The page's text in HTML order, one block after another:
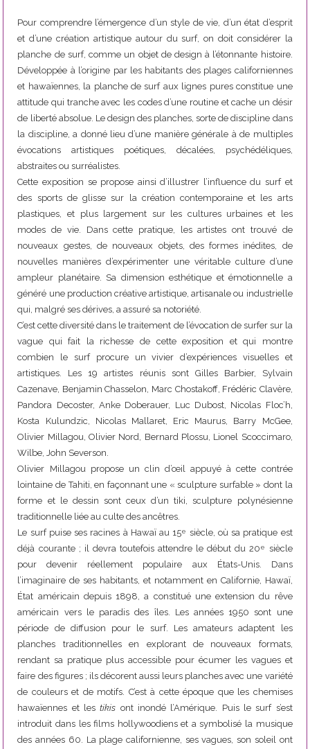
Pour comprendre l’émergence d’un style de vie, d’un état d’esprit
et d’une création artistique autour du surf, on doit considérer la
planche de surf, comme un objet de design à l’étonnante histoire.
Développée à l’origine par les habitants des plages californiennes
et hawaïennes, la planche de surf aux lignes pures constitue une
attitude qui tranche avec les codes d’une routine et cache un désir
de liberté absolue. Le design des planches, sorte de discipline dans
la discipline, a donné lieu d’une manière générale à de multiples
évocations artistiques poétiques, décalées, psychédéliques,
abstraites ou surréalistes.
Cette exposition se propose ainsi d’illustrer l’influence du surf et
des sports de glisse sur la création contemporaine et les arts
plastiques, et plus largement sur les cultures urbaines et les
modes de vie. Dans cette pratique, les artistes ont trouvé de
nouveaux gestes, de nouveaux objets, des formes inédites, de
nouvelles manières d’expérimenter une véritable culture d’une
ampleur planétaire. Sa dimension esthétique et émotionnelle a
généré une production créative artistique, artisanale ou industrielle
qui, malgré ses dérives, a assuré sa notoriété.
C’est cette diversité dans le traitement de l’évocation de surfer sur la
vague qui fait la richesse de cette exposition et qui montre
combien le surf procure un vivier d’expériences visuelles et
artistiques. Les 19 artistes réunis sont Gilles Barbier, Sylvain
Cazenave, Benjamin Chasselon, Marc Chostakoff, Frédéric Clavère,
Pandora Decoster, Anke Doberauer, Luc Dubost, Nicolas Floc’h,
Kosta Kulundzic, Nicolas Mallaret, Eric Maurus, Barry McGee,
Olivier Millagou, Olivier Nord, Bernard Plossu, Lionel Scoccimaro,
Wilbe, John Severson.
Olivier Millagou propose un clin d’œil appuyé à cette contrée
lointaine de Tahiti, en façonnant une « sculpture surfable » dont la
forme et le dessin sont ceux d’un tiki, sculpture polynésienne
traditionnelle liée au culte des ancêtres.
Le surf puise ses racines à Hawaï au 15e siècle, où sa pratique est
déjà courante ; il devra toutefois attendre le début du 20e
siècle
pour devenir réellement populaire aux États-Unis. Dans
l’imaginaire de ses habitants, et notamment en Californie, Hawaï,
État américain depuis 1898, a constitué une extension du rêve
américain vers le paradis des îles. Les années 1950 sont une
période de diffusion pour le surf. Les amateurs adaptent les
planches traditionnelles en explorant de nouveaux formats,
rendant sa pratique plus accessible pour écumer les vagues et
faire des figures ; ils décorent aussi leurs planches avec une variété
de couleurs et de motifs. C’est à cette époque que les chemises
hawaïennes et lestikis ont inondé l’Amérique. Puis le surf s’est
introduit dans les films hollywoodiens et a symbolisé la musique
des années 60. La plage californienne, ses vagues, son soleil ont